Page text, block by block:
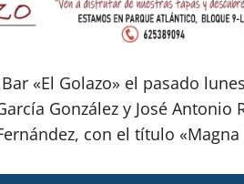
«El Golazo» el pasado
González y José
con el título